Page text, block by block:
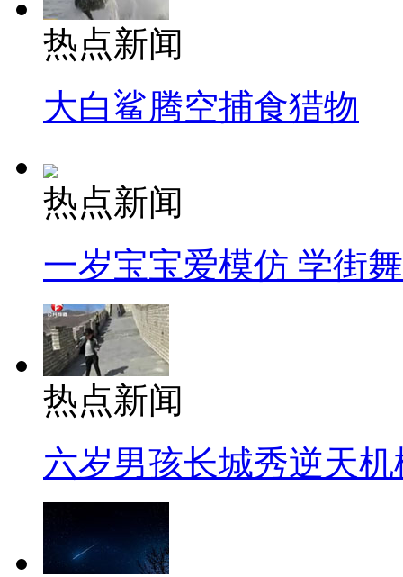
热点新闻
大白鲨腾空捕食猎物
热点新闻
一岁宝宝爱模仿 学街
热点新闻
六岁男孩长城秀逆天机